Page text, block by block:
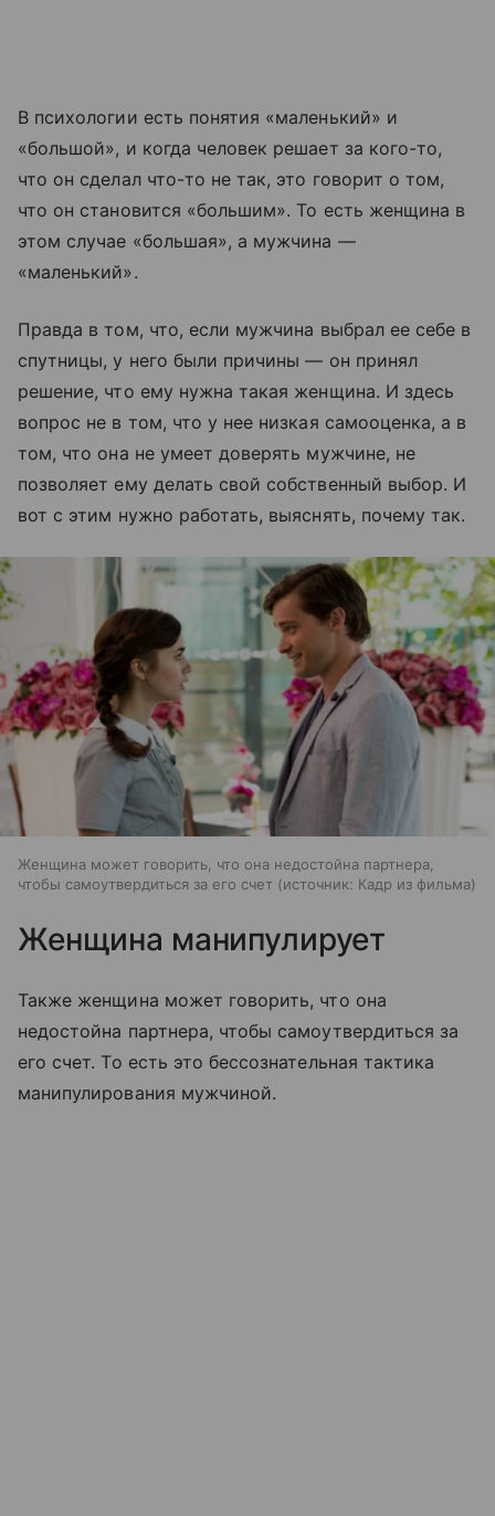
В психологии есть понятия «маленький» и
«большой», и когда человек решает за кого-то,
что он сделал что-то не так, это говорит о том,
что он становится «большим». То есть женщина в
этом случае «большая», а мужчина —
«маленький».
Правда в том, что, если мужчина выбрал ее себе в
спутницы, у него были причины — он принял
решение, что ему нужна такая женщина. И здесь
вопрос не в том, что у нее низкая самооценка, а в
том, что она не умеет доверять мужчине, не
позволяет ему делать свой собственный выбор. И
вот с этим нужно работать, выяснять, почему так.
Женщина может говорить, что она недостойна партнера,
чтобы самоутвердиться за его счет
источник: Кадр из фильма
Женщина манипулирует
Также женщина может говорить, что она
недостойна партнера, чтобы самоутвердиться за
его счет. То есть это бессознательная тактика
манипулирования мужчиной.